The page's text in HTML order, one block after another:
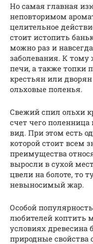
Но самая главная
неповторимом
целительное
стоит истопить
можно раз и
заболевания. К тому
печи, а также топки
крестьян или
ольховые поленья.
Свежий спил ольхи
счет чего
вид. При этом есть
которой стоит всем
преимущества
выросли в сухой
цвели на болоте, то
невыносимый жар.
Особой
любителей коптить
условиях древесина
природные свойства